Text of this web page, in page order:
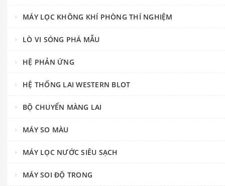
MÁY LỌC KHÔNG KHÍ PHÒNG THÍ NGHIỆM
LÒ VI SÓNG PHÁ MẪU
HỆ PHẢN ỨNG
HỆ THỐNG LAI WESTERN BLOT
BỘ CHUYỂN MÀNG LAI
MÁY SO MÀU
MÁY LỌC NƯỚC SIÊU SẠCH
MÁY SOI ĐỘ TRONG